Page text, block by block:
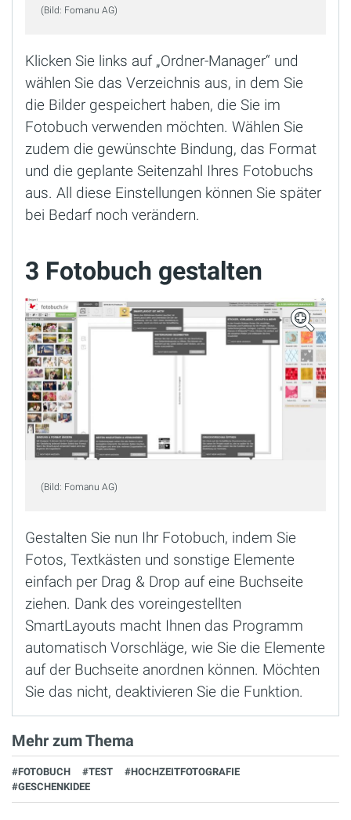
(Bild: Fomanu AG)
Klicken Sie links auf „Ordner-Manager“ und
wählen Sie das Verzeichnis aus, in dem Sie
die Bilder gespeichert haben, die Sie im
Fotobuch verwenden möchten. Wählen Sie
zudem die gewünschte Bindung, das Format
und die geplante Seitenzahl Ihres Fotobuchs
aus. All diese Einstellungen können Sie später
bei Bedarf noch verändern.
3 Fotobuch gestalten
(Bild: Fomanu AG)
Gestalten Sie nun Ihr Fotobuch, indem Sie
Fotos, Textkästen und sonstige Elemente
einfach per Drag & Drop auf eine Buchseite
ziehen. Dank des voreingestellten
SmartLayouts macht Ihnen das Programm
automatisch Vorschläge, wie Sie die Elemente
auf der Buchseite anordnen können. Möchten
Sie das nicht, deaktivieren Sie die Funktion.
Mehr zum Thema
#FOTOBUCH #TEST
#HOCHZEITFOTOGRAFIE
#GESCHENKIDEE